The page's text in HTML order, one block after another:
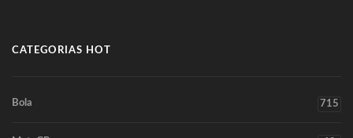
CATEGORIAS HOT
Bola 715